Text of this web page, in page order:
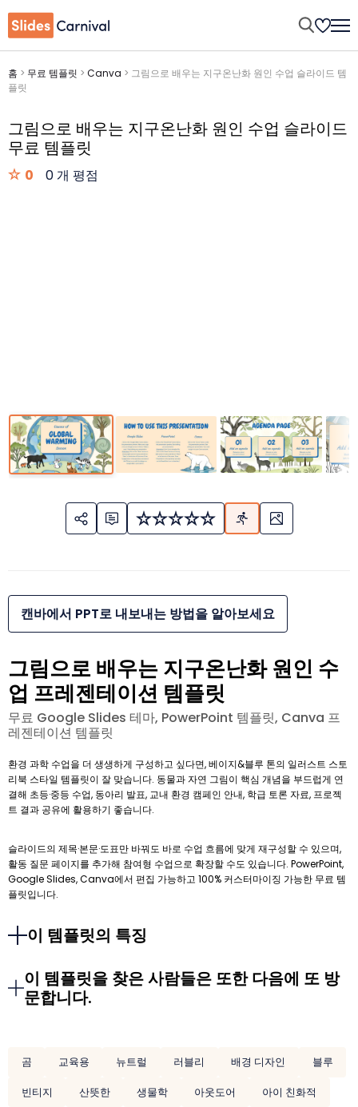
홈 > 무료 템플릿 > Canva > 그림으로 배우는 지구온난화 원인 수업 슬라이드 템
플릿
그림으로 배우는 지구온난화 원인 수업 슬라이드
무료 템플릿
0 0 개 평점
캔바에서 PPT로 내보내는 방법을 알아보세요
그림으로 배우는 지구온난화 원인 수
업 프레젠테이션 템플릿
무료 Google Slides 테마, PowerPoint 템플릿, Canva 프
레젠테이션 템플릿
환경 과학 수업을 더 생생하게 구성하고 싶다면, 베이지&블루 톤의 일러스트 스토
리북 스타일 템플릿이 잘 맞습니다. 동물과 자연 그림이 핵심 개념을 부드럽게 연
결해 초등·중등 수업, 동아리 발표, 교내 환경 캠페인 안내, 학급 토론 자료, 프로젝
트 결과 공유에 활용하기 좋습니다.
슬라이드의 제목·본문·도표만 바꿔도 바로 수업 흐름에 맞게 재구성할 수 있으며,
활동 질문 페이지를 추가해 참여형 수업으로 확장할 수도 있습니다. PowerPoint,
Google Slides, Canva에서 편집 가능하고 100% 커스터마이징 가능한 무료 템
플릿입니다.
이 템플릿의 특징
이 템플릿을 찾은 사람들은 또한 다음에 또 방
문합니다.
곰 교육용 뉴트럴 러블리 배경 디자인
블루
빈티지
산뜻한 생물학 아웃도어
아이 친화적